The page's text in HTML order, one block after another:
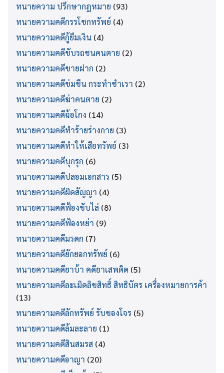
ทนายความ ปรึกษากฎหมาย (93)
ทนายความคดีกรรโชกทรัพย์ (4)
ทนายความคดีกู้ยืมเงิน (4)
ทนายความคดีขับรถชนคนตาย (2)
ทนายความคดีขายฝาก (2)
ทนายความคดีข่มขืน กระทำชำเรา (2)
ทนายความคดีฆ่าคนตาย (2)
ทนายความคดีฉ้อโกง (14)
ทนายความคดีทำร้ายร่างกาย (3)
ทนายความคดีทำให้เสียทรัพย์ (3)
ทนายความคดีบุกรุก (6)
ทนายความคดีปลอมเอกสาร (5)
ทนายความคดีผิดสัญญา (4)
ทนายความคดีฟ้องขับไล่ (8)
ทนายความคดีฟ้องหย่า (9)
ทนายความคดีมรดก (7)
ทนายความคดียักยอกทรัพย์ (6)
ทนายความคดียาบ้า คดียาเสพติด (5)
ทนายความคดีละเมิดลิขสิทธิ์ สิทธิบัตร เครื่องหมายการค้า
(13)
ทนายความคดีลักทรัพย์ รับของโจร (5)
ทนายความคดีล้มละลาย (1)
ทนายความคดีสินสมรส (4)
ทนายความคดีอาญา (20)